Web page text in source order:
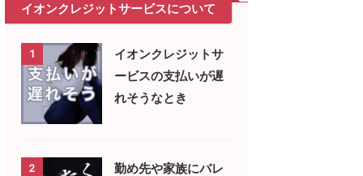
イオンクレジットサービスについて
1
イオンクレジットサ
ービスの支払いが遅
れそうなとき
2 勤め先や家族にバレ